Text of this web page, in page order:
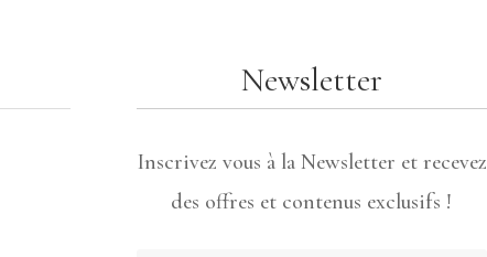
Newsletter
Inscrivez vous à la Newsletter et recevez
des offres et contenus exclusifs !